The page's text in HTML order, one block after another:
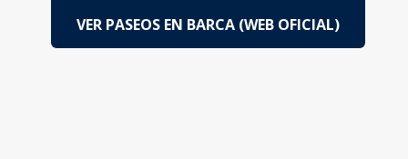
VER PASEOS EN BARCA (WEB OFICIAL)